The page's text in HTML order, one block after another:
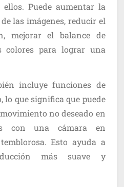
Puede aumentar la
las imágenes, reducir el
mejorar el balance de
colores para lograr una
incluye funciones de
lo que significa que puede
no deseado en
con una cámara en
Esto ayuda a
más suave y